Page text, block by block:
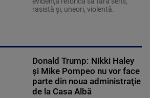
rasistă şi, uneori, violentă.
Donald Trump: Nikki Haley
şi Mike Pompeo nu vor face
parte din noua administraţie
de la Casa Albă